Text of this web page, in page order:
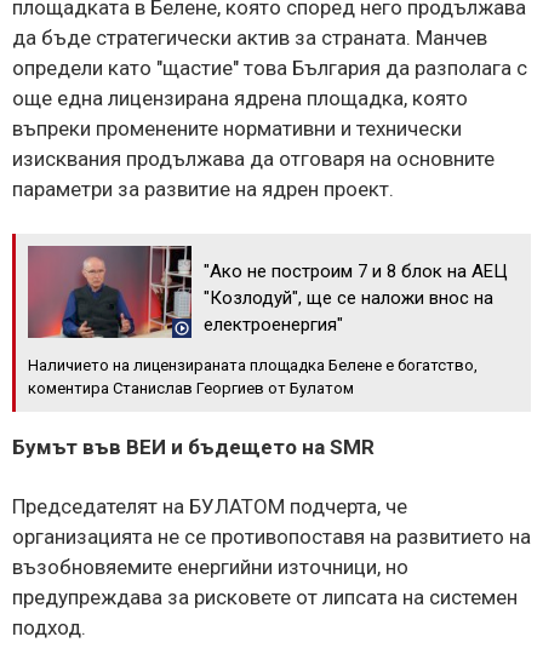
площадката в Белене, която според него продължава
да бъде стратегически актив за страната. Манчев
определи като "щастие" това България да разполага с
още една лицензирана ядрена площадка, която
въпреки променените нормативни и технически
изисквания продължава да отговаря на основните
параметри за развитие на ядрен проект.
"Ако не построим 7 и 8 блок на АЕЦ
"Козлодуй", ще се наложи внос на
електроенергия"
Наличието на лицензираната площадка Белене е богатство,
коментира Станислав Георгиев от Булатом
Бумът във ВЕИ и бъдещето на SMR
Председателят на БУЛАТОМ подчерта, че
организацията не се противопоставя на развитието на
възобновяемите енергийни източници, но
предупреждава за рисковете от липсата на системен
подход.